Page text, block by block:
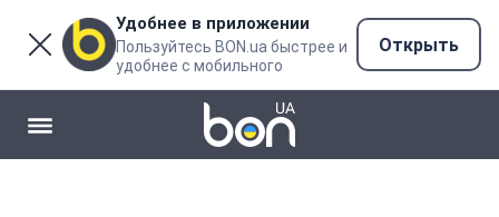
Удобнее в приложении
Пользуйтесь BON.ua быстрее и
удобнее с мобильного
Открыть